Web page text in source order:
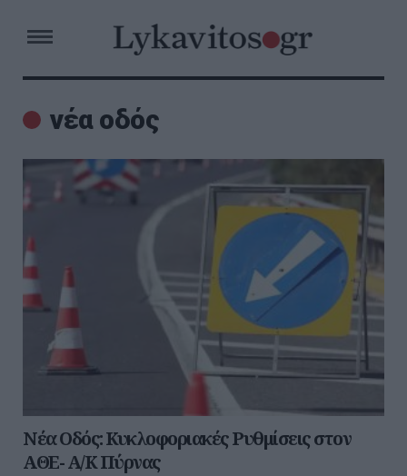
νέα οδός
Νέα Οδός: Κυκλοφοριακές Ρυθμίσεις στον
ΑΘΕ- Α/Κ Πύρνας